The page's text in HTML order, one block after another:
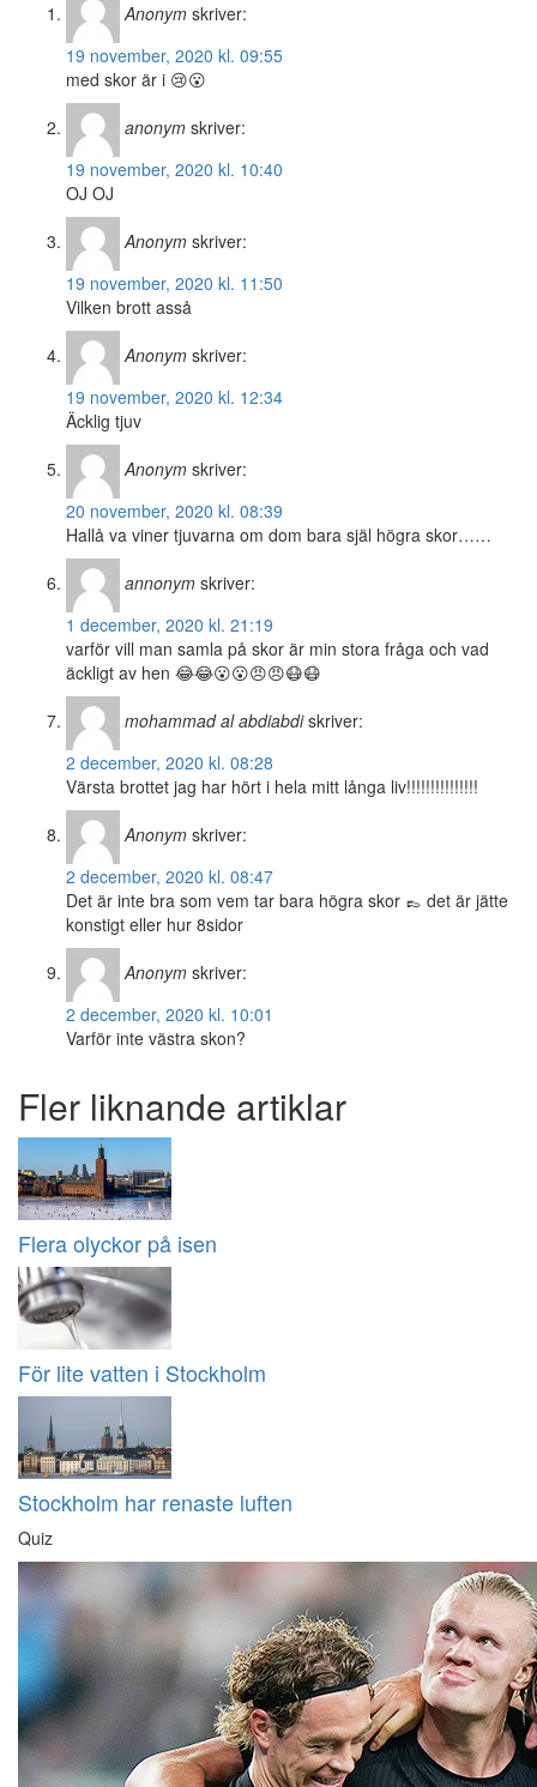
Anonym skriver:
19 november, 2020 kl. 09:55
med skor är i 😢😮
anonym skriver:
19 november, 2020 kl. 10:40
OJ OJ
Anonym skriver:
19 november, 2020 kl. 11:50
Vilken brott asså
Anonym skriver:
19 november, 2020 kl. 12:34
Äcklig tjuv
Anonym skriver:
20 november, 2020 kl. 08:39
Hallå va viner tjuvarna om dom bara själ högra skor……
annonym skriver:
1 december, 2020 kl. 21:19
varför vill man samla på skor är min stora fråga och vad
äckligt av hen 😂😂😮😮😠😠😷😷
mohammad al abdiabdi skriver:
2 december, 2020 kl. 08:28
Värsta brottet jag har hört i hela mitt långa liv!!!!!!!!!!!!!!!
Anonym skriver:
2 december, 2020 kl. 08:47
Det är inte bra som vem tar bara högra skor 👞 det är jätte
konstigt eller hur 8sidor
Anonym skriver:
2 december, 2020 kl. 10:01
Varför inte västra skon?
Fler liknande artiklar
Flera olyckor på isen
För lite vatten i Stockholm
Stockholm har renaste luften
Quiz